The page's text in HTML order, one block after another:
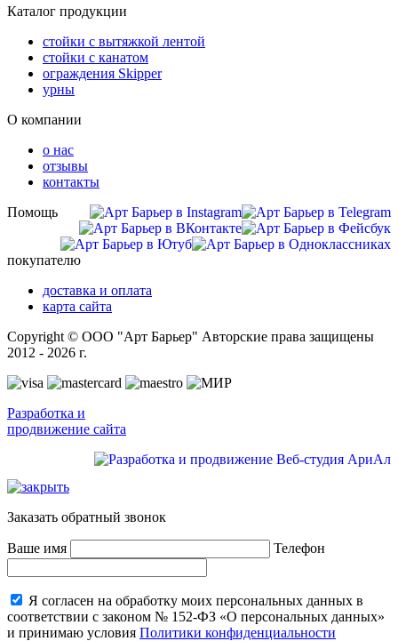
Каталог продукции
стойки с вытяжкой лентой
стойки с канатом
ограждения Skipper
урны
О компании
о нас
отзывы
контакты
Помощь
покупателю
доставка и оплата
карта сайта
Copyright © ООО "Арт Барьер" Авторские права защищены
2012 - 2026 г.
Разработка и
продвижение сайта
Заказать обратный звонок
Ваше имя Телефон
Я согласен на обработку моих персональных данных в
соответствии с законом № 152-ФЗ «О персональных данных»
и принимаю условия Политики конфиденциальности